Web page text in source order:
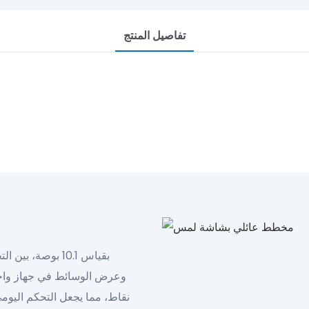
تفاصيل المنتج
التقويم الرقمي — تخصيص الألوان والمهام
نقاط، مما يجعل التحكم